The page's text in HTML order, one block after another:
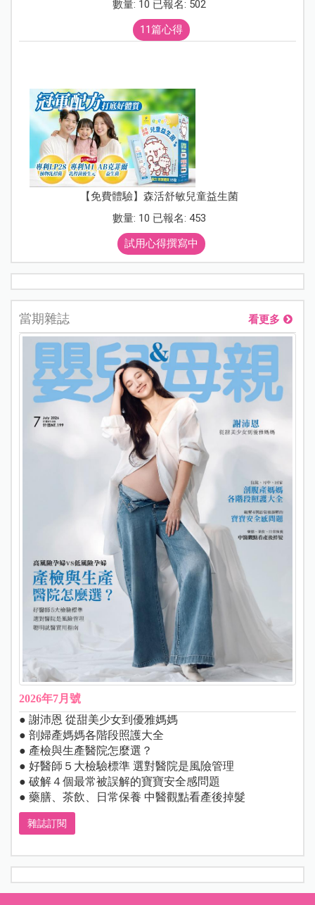
數量: 10 已報名: 502
11篇心得
【免費體驗】森活舒敏兒童益生菌
數量: 10 已報名: 453
試用心得撰寫中
當期雜誌 看更多
2026年7月號
● 謝沛恩 從甜美少女到優雅媽媽
● 剖婦產媽媽各階段照護大全
● 產檢與生產醫院怎麼選？
● 好醫師５大檢驗標準 選對醫院是風險管理
● 破解４個最常被誤解的寶寶安全感問題
● 藥膳、茶飲、日常保養 中醫觀點看產後掉髮
雜誌訂閱